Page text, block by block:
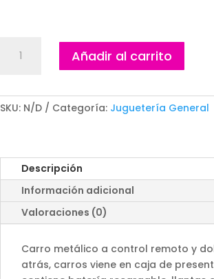
metálico
Remoto
Añadir al carrito
SKU: N/D Categoría: Juguetería General
Descripción
Información adicional
Valoraciones (0)
Carro metálico a control remoto y
atrás, carros viene en caja de